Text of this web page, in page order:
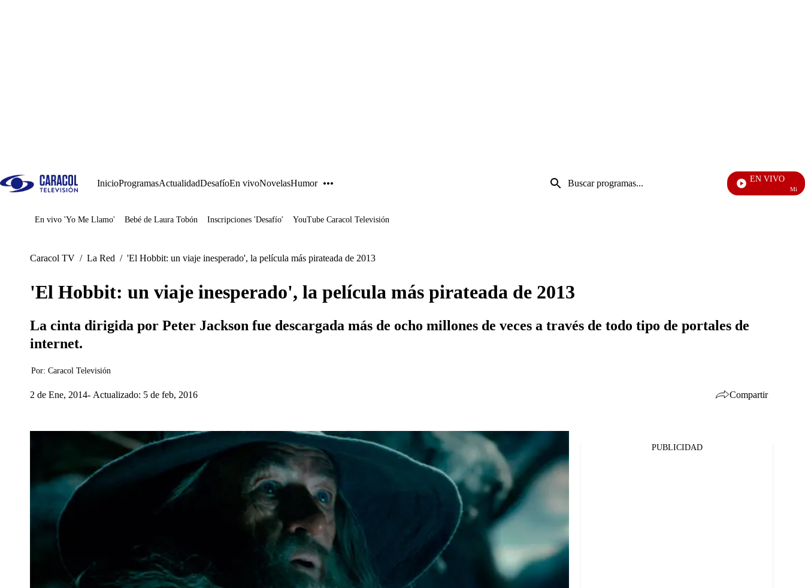
InicioProgramasActualidadDesafíoEn vivoNovelasHumor
Entrada
de
EN VIVO
Mi Pecado
Juegos
En vivo 'Yo Me Llamo' Bebé de Laura Tobón Inscripciones 'Desafío' YouTube Caracol Televisión
Caracol TV / La Red / 'El Hobbit: un viaje inesperado', la película más pirateada de 2013
'El Hobbit: un viaje inesperado', la película más pirateada de 2013
La cinta dirigida por Peter Jackson fue descargada más de ocho millones de veces a través de todo tipo de portales de
internet.
Por: Caracol Televisión
2 de Ene, 2014 Actualizado: 5 de feb, 2016 Compartir
Facebook
Twitter
PUBLICIDAD